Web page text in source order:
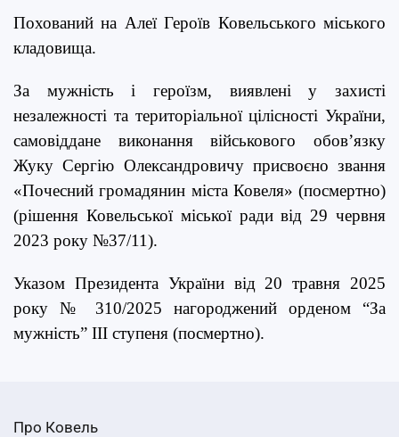
Похований на Алеї Героїв Ковельського міського
кладовища.
За мужність і героїзм, виявлені у захисті
незалежності та територіальної цілісності України,
самовіддане виконання військового обов’язку
Жуку Сергію Олександровичу присвоєно звання
«Почесний громадянин міста Ковеля» (посмертно)
(рішення Ковельської міської ради від 29 червня
2023 року №37/11).
Указом Президента України від 20 травня 2025
року № 310/2025 нагороджений орденом “За
мужність” ІІІ ступеня (посмертно).
Про Ковель